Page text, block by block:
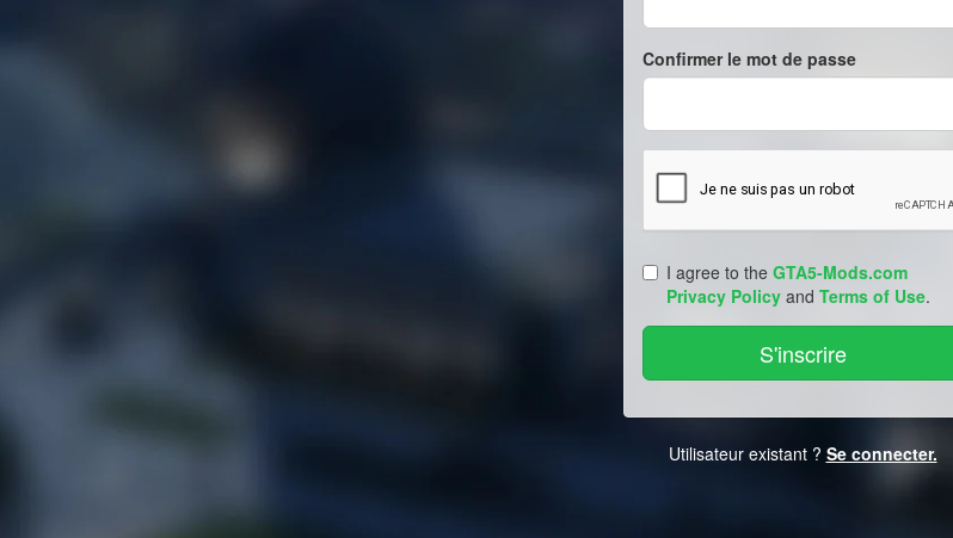
Confirmer le mot de passe
I agree to the GTA5-Mods.com
Privacy Policy and Terms of Use.
Utilisateur existant ? Se connecter.